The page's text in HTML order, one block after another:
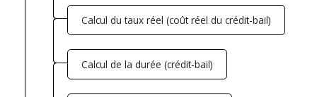
Calcul du taux réel (coût réel du crédit-bail)
Calcul de la durée (crédit-bail)